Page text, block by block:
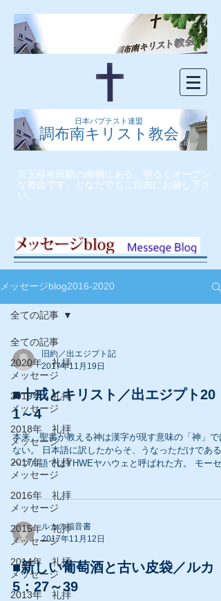
日本バプテスト連盟
調布南キリスト教会
京王線布田駅の南側にある、明るくオープン
な教会です。どなたでもご自由にお越し下さ
い。
メッセージblog2016-2020
全ての記事
2020年 礼拝
メッセージ
2019年 礼拝
メッセージ
2018年 礼拝
メッセージ
2017年 礼拝
メッセージ
2016年 礼拝
メッセージ
2015年 礼拝
メッセージ
2014年 礼拝
メッセージ
2013年 礼拝
全ての記事
旧約／出エジプト記
2017年11月19日
■十戒とキリスト／出エジプト20：
1～4
本来、聖書が教える神は漢字が現す意味の「神」で
ない。 日本語に訳したからそ、うなっただけである
ヘブル語ではYHWEヤハウェと呼ばれた方。 モーセ
エジプトに派遣された際、彼は主に問うた。 もしエ
プト人が「お前が言う主とは何ものだ？」と聞かれ
ら何と答えましょうか？...
ルカの福音書
2017年11月12日
■新しい葡萄酒と古い皮袋／ルカ
5：27～39